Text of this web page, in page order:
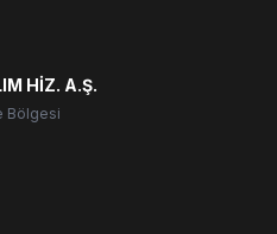
HİZ. A.Ş.
Bölgesi